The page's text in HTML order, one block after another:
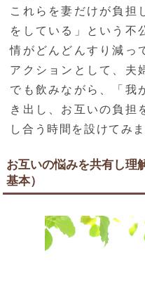
これらを妻だけが負担
をしている」という不
情がどんどんすり減っ
アクションとして、夫
でも飲みながら、「我
き出し、お互いの負担
し合う時間を設けてみま
お互いの悩みを共有し理
基本）